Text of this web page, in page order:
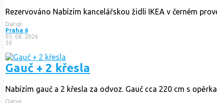
Rezervováno Nabízím kancelářskou židli IKEA v černém
Daruji
Praha 6
05. 08. 2026
50
Gauč + 2 křesla
Nabízím gauč a 2 křesla za odvoz. Gauč cca 220 cm s
Daruji